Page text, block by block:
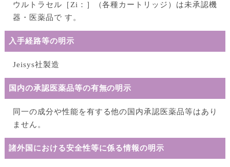
ウルトラセル［Zi：］（各種カートリッジ）は未承認機
器・医薬品で す。
⼊⼿経路等の明⽰
Jeisys社製造
国内の承認医薬品等の有無の明⽰
同⼀の成分や性能を有する他の国内承認医薬品等はあり
ません。
諸外国における安全性等に係る情報の明⽰